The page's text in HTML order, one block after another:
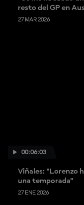
resto del GP en
27 MAR 2026
00:06:03
Viñales: "Lorenzo
una temporada"
27 ENE 2026